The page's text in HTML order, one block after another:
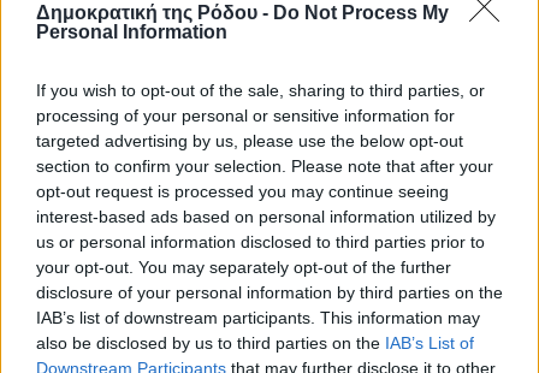
Δημοκρατική της Ρόδου - Do Not Process My
Personal Information
If you wish to opt-out of the sale, sharing to third parties, or
processing of your personal or sensitive information for
targeted advertising by us, please use the below opt-out
section to confirm your selection. Please note that after your
opt-out request is processed you may continue seeing
interest-based ads based on personal information utilized by
us or personal information disclosed to third parties prior to
your opt-out. You may separately opt-out of the further
disclosure of your personal information by third parties on the
IAB’s list of downstream participants. This information may
also be disclosed by us to third parties on the IAB’s List of
Downstream Participants that may further disclose it to other